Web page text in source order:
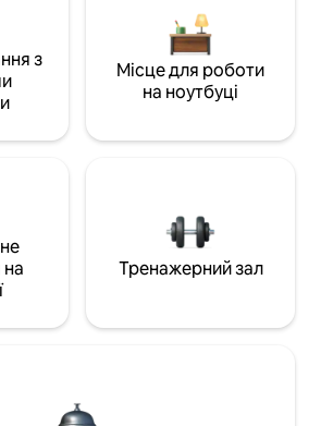
з
Місце для роботи
на ноутбуці
на
Тренажерний зал